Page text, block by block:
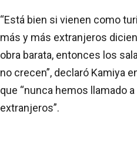
“Está bien si vienen como
más y más extranjeros
obra barata, entonces los
no crecen”, declaró Kamiya
que “nunca hemos llamado
extranjeros”.